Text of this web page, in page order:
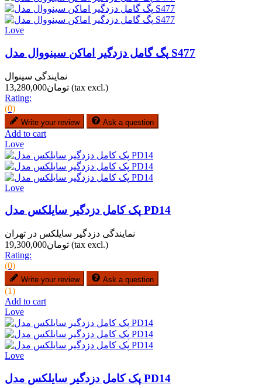
Love
پگ گامل دزدگیر اماکن سینووال مدل S477
نمایندگی سینوال
تومان13,280,000 (tax excl.)
Rating:
(0)
Write your review Ask a question
Add to cart
Love
Love
پک کامل دزدگیر سایلکس مدل PD14
نمایندگی دزدگیر سایلکس در تهران
تومان19,300,000 (tax excl.)
Rating:
(0)
Write your review Ask a question
(1)
Add to cart
Love
Love
پک کامل دزدگیر سایلکس مدل PD14